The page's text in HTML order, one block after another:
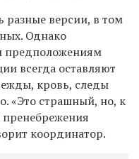
разные версии, в том
Однако
предположениям
всегда оставляют
кровь, следы
«Это страшный, но, к
координатор.